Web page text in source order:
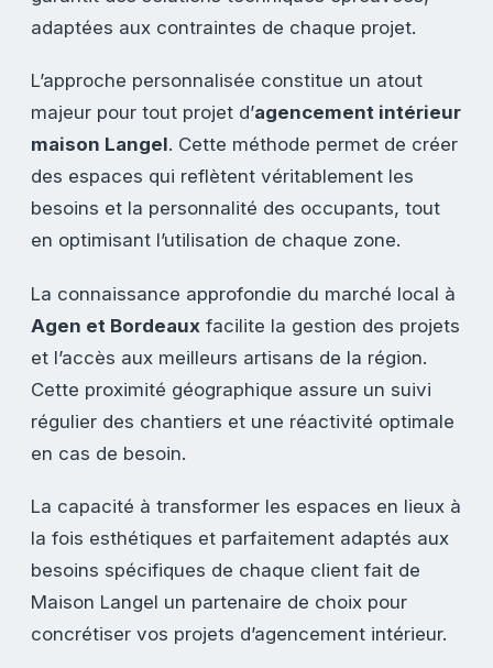
adaptées aux contraintes de chaque projet.
L’approche personnalisée constitue un atout
majeur pour tout projet d’agencement intérieur
maison Langel. Cette méthode permet de créer
des espaces qui reflètent véritablement les
besoins et la personnalité des occupants, tout
en optimisant l’utilisation de chaque zone.
La connaissance approfondie du marché local à
Agen et Bordeaux facilite la gestion des projets
et l’accès aux meilleurs artisans de la région.
Cette proximité géographique assure un suivi
régulier des chantiers et une réactivité optimale
en cas de besoin.
La capacité à transformer les espaces en lieux à
la fois esthétiques et parfaitement adaptés aux
besoins spécifiques de chaque client fait de
Maison Langel un partenaire de choix pour
concrétiser vos projets d’agencement intérieur.